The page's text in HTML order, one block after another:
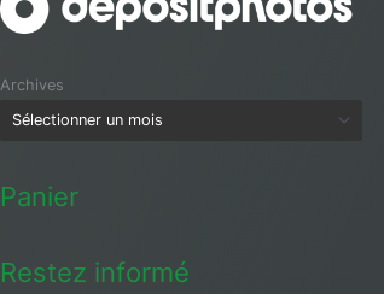
Archives
Panier
Restez informé